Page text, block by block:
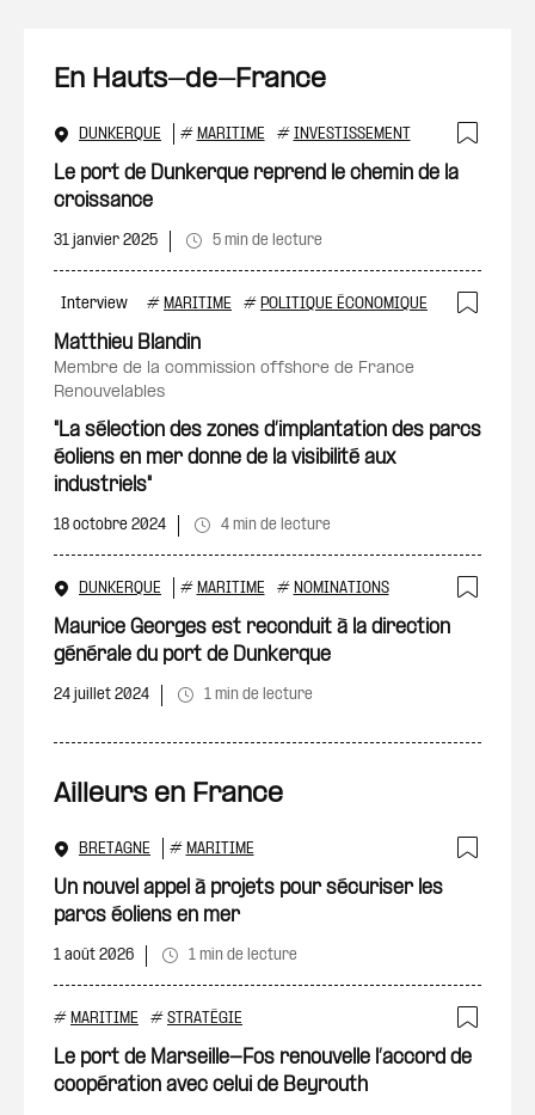
En Hauts-de-France
DUNKERQUE # MARITIME # INVESTISSEMENT
Le port de Dunkerque reprend le chemin de la
croissance
31 janvier 2025 5 min de lecture
Interview # MARITIME # POLITIQUE ÉCONOMIQUE
Matthieu Blandin
membre de la commission offshore de France
Renouvelables
"La sélection des zones d’implantation des parcs
éoliens en mer donne de la visibilité aux
industriels"
18 octobre 2024 4 min de lecture
DUNKERQUE # MARITIME # NOMINATIONS
Maurice Georges est reconduit à la direction
générale du port de Dunkerque
24 juillet 2024 1 min de lecture
Ailleurs en France
BRETAGNE # MARITIME
Un nouvel appel à projets pour sécuriser les
parcs éoliens en mer
1 août 2026 1 min de lecture
# MARITIME # STRATÉGIE
Le port de Marseille-Fos renouvelle l’accord de
coopération avec celui de Beyrouth